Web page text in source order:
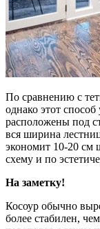
По сравнению с
однако этот
расположены под
вся ширина
экономит 10-20 см
схему и по
На заметку!
Косоур обычно
более стабилен,